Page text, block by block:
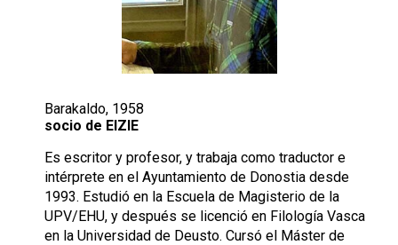
Barakaldo, 1958
socio de EIZIE
Es escritor y profesor, y trabaja como traductor e
intérprete en el Ayuntamiento de Donostia desde
1993. Estudió en la Escuela de Magisterio de la
UPV/EHU, y después se licenció en Filología Vasca
en la Universidad de Deusto. Cursó el Máster de